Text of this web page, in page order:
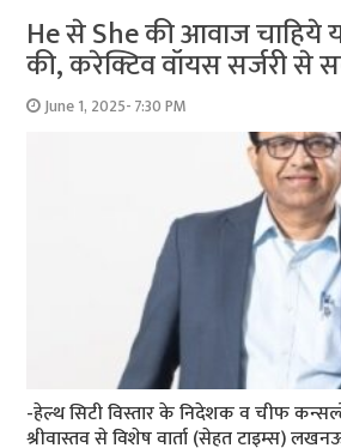
He से She की आवाज चाहिये
की, करेक्टिव वॉयस सर्जरी से
June 1, 2025- 7:30 PM
-हेल्थ सिटी विस्तार के निदेशक व चीफ
श्रीवास्तव से विशेष वार्ता (सेहत टाइम्स)